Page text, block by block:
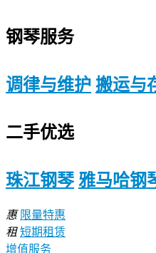
钢琴服务
调律与维护 搬运与
二手优选
珠江钢琴 雅马哈钢
惠 限量特惠
租 短期租赁
增值服务